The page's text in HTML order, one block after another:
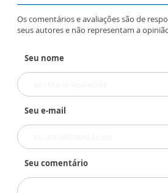
Os comentários e avaliações são de
seus autores e não representam a
Seu nome
Seu e-mail
Seu comentário